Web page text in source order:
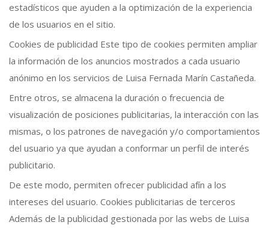
estadísticos que ayuden a la optimización de la experiencia
de los usuarios en el sitio.
Cookies de publicidad Este tipo de cookies permiten ampliar
la información de los anuncios mostrados a cada usuario
anónimo en los servicios de Luisa Fernada Marín Castañeda.
Entre otros, se almacena la duración o frecuencia de
visualización de posiciones publicitarias, la interacción con las
mismas, o los patrones de navegación y/o comportamientos
del usuario ya que ayudan a conformar un perfil de interés
publicitario.
De este modo, permiten ofrecer publicidad afín a los
intereses del usuario. Cookies publicitarias de terceros
Además de la publicidad gestionada por las webs de Luisa